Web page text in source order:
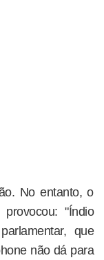
No entanto, o
"Índio
que
não dá para